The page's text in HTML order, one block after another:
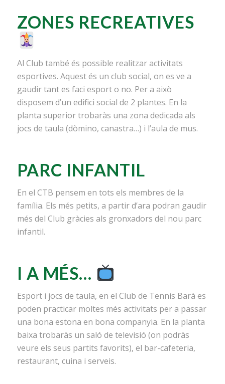
ZONES RECREATIVES
Al Club també és possible realitzar activitats
esportives. Aquest és un club social, on es ve a
gaudir tant es faci esport o no. Per a això
disposem d’un edifici social de 2 plantes. En la
planta superior trobaràs una zona dedicada als
jocs de taula (dòmino, canastra…) i l’aula de mus.
PARC INFANTIL
En el CTB pensem en tots els membres de la
família. Els més petits, a partir d’ara podran gaudir
més del Club gràcies als gronxadors del nou parc
infantil.
I A MÉS…
Esport i jocs de taula, en el Club de Tennis Barà es
poden practicar moltes més activitats per a passar
una bona estona en bona companyia. En la planta
baixa trobaràs un saló de televisió (on podràs
veure els seus partits favorits), el bar-cafeteria,
restaurant, cuina i serveis.